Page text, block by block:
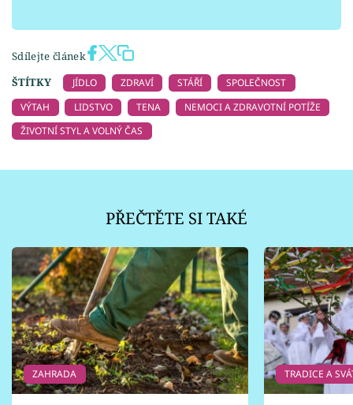
Sdílejte článek
ŠTÍTKY
JÍDLO ZDRAVÍ STÁŘÍ
SPOLEČNOST
VÝTAH
LIDSTVO TENA
NEMOCI A ZDRAVOTNÍ POTÍŽE
ŽIVOTNÍ STYL A VOLNÝ ČAS
PŘEČTĚTE SI TAKÉ
ZAHRADA TRADICE A